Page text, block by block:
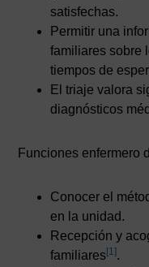
satisfechas.
Permitir una
familiares sobre
tiempos de
El triaje valora
diagnósticos
Funciones enfermero
Conocer el
en la unidad.
Recepción y
familiares[1] .